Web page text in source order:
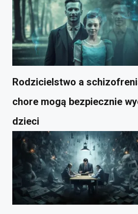
Rodzicielstwo a
chore mogą bezpiecznie
dzieci